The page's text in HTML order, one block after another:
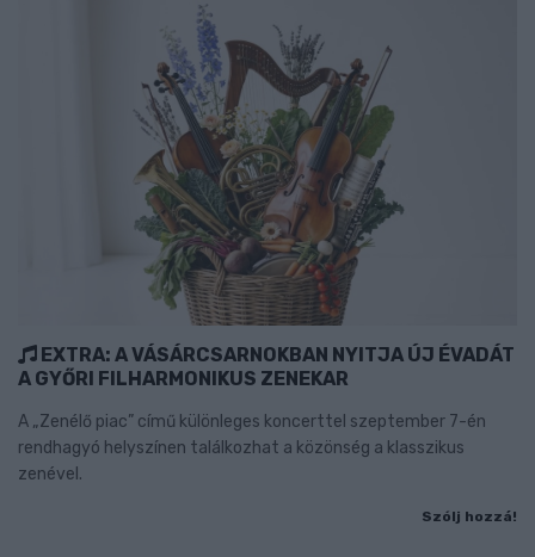
EXTRA: A VÁSÁRCSARNOKBAN NYITJA ÚJ ÉVADÁT
A GYŐRI FILHARMONIKUS ZENEKAR
A „Zenélő piac” című különleges koncerttel szeptember 7-én
rendhagyó helyszínen találkozhat a közönség a klasszikus
zenével.
Szólj hozzá!